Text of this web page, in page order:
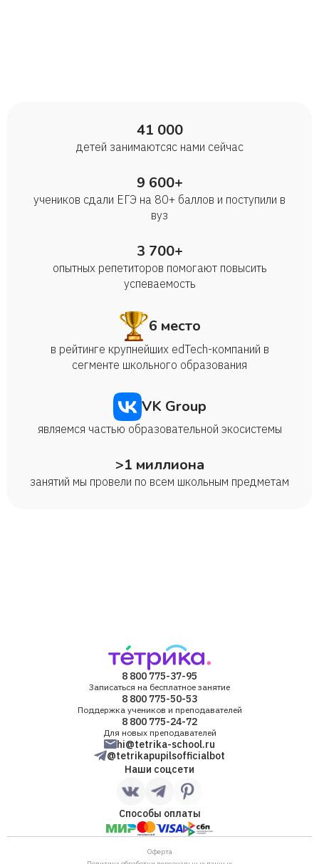
41 000
детей занимаются с нами сейчас
9 600+
учеников сдали ЕГЭ на 80+ баллов и поступили в
вуз
3 700+
опытных репетиторов помогают повысить
успеваемость
6 место
в рейтинге крупнейших edTech-компаний в
сегменте школьного образования
VK Group
являемся частью образовательной экосистемы
>1 миллиона
занятий мы провели по всем школьным предметам
8 800 775-37-95
Записаться на бесплатное занятие
8 800 775-50-53
Поддержка учеников и преподавателей
8 800 775-24-72
Для новых преподавателей
hi@tetrika-school.ru
@tetrikapupilsofficialbot
Наши соцсети
Способы оплаты
Оферта